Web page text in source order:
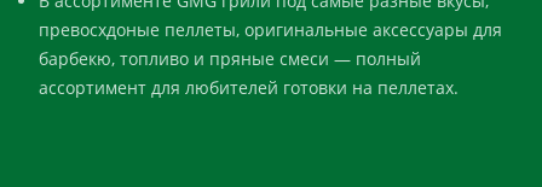
превосхдоные пеллеты, оригинальные аксессуары для
барбекю, топливо и пряные смеси — полный
ассортимент для любителей готовки на пеллетах.